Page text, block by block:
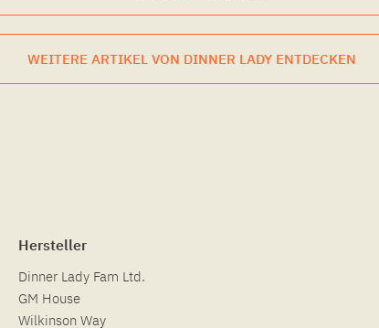
WEITERE ARTIKEL VON DINNER LADY ENTDECKEN
Hersteller
Dinner Lady Fam Ltd.
GM House
Wilkinson Way